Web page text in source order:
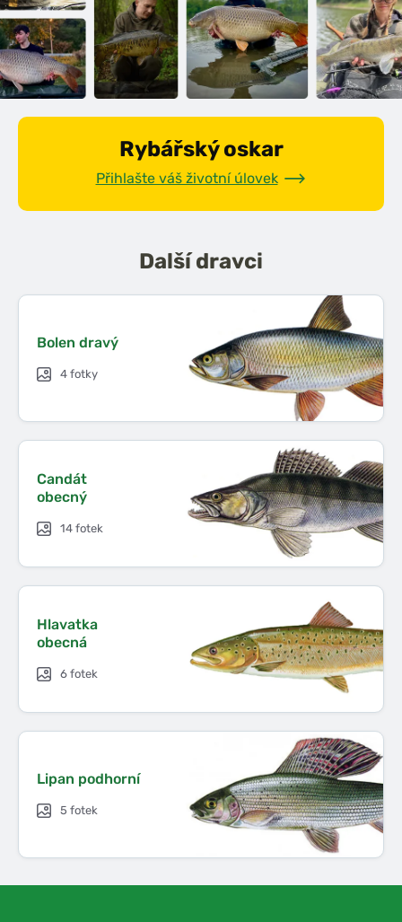
Rybářský oskar
Přihlašte váš životní úlovek
Dalšídravci
Bolen dravý
4 fotky
Candát
obecný
14 fotek
Hlavatka
obecná
6 fotek
Lipan podhorní
5 fotek